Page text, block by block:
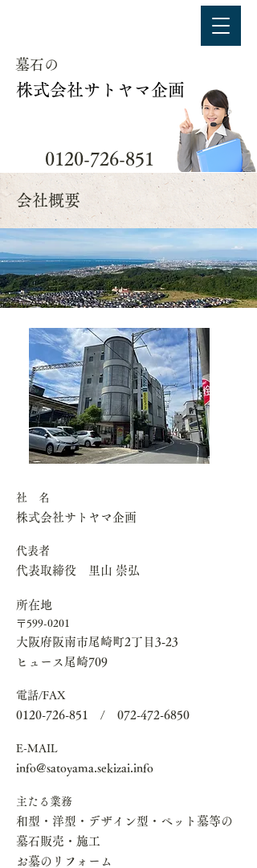
​墓石の
​株式会社サトヤマ企画
​0120-726-851
​会社概要
​社 名
​株式会社サトヤマ企画
​代表者
​代表取締役 里山 崇弘
​所在地
​〒599-0201
大阪府阪南市尾崎町2丁目3‐23
ヒュース尾崎709
​電話/FAX
0120-726-851 / 072-472-6850
E-MAIL
info@satoyama.sekizai.info
​主たる業務
​和型・洋型・デザイン型・ペット墓等の
墓石販売・施工
​お墓のリフォーム